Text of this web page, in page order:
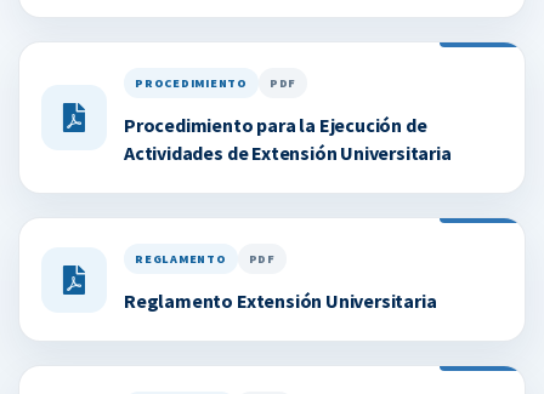
PROCEDIMIENTO PDF
Procedimiento para la Ejecución de
Actividades de Extensión Universitaria
REGLAMENTO PDF
Reglamento Extensión Universitaria